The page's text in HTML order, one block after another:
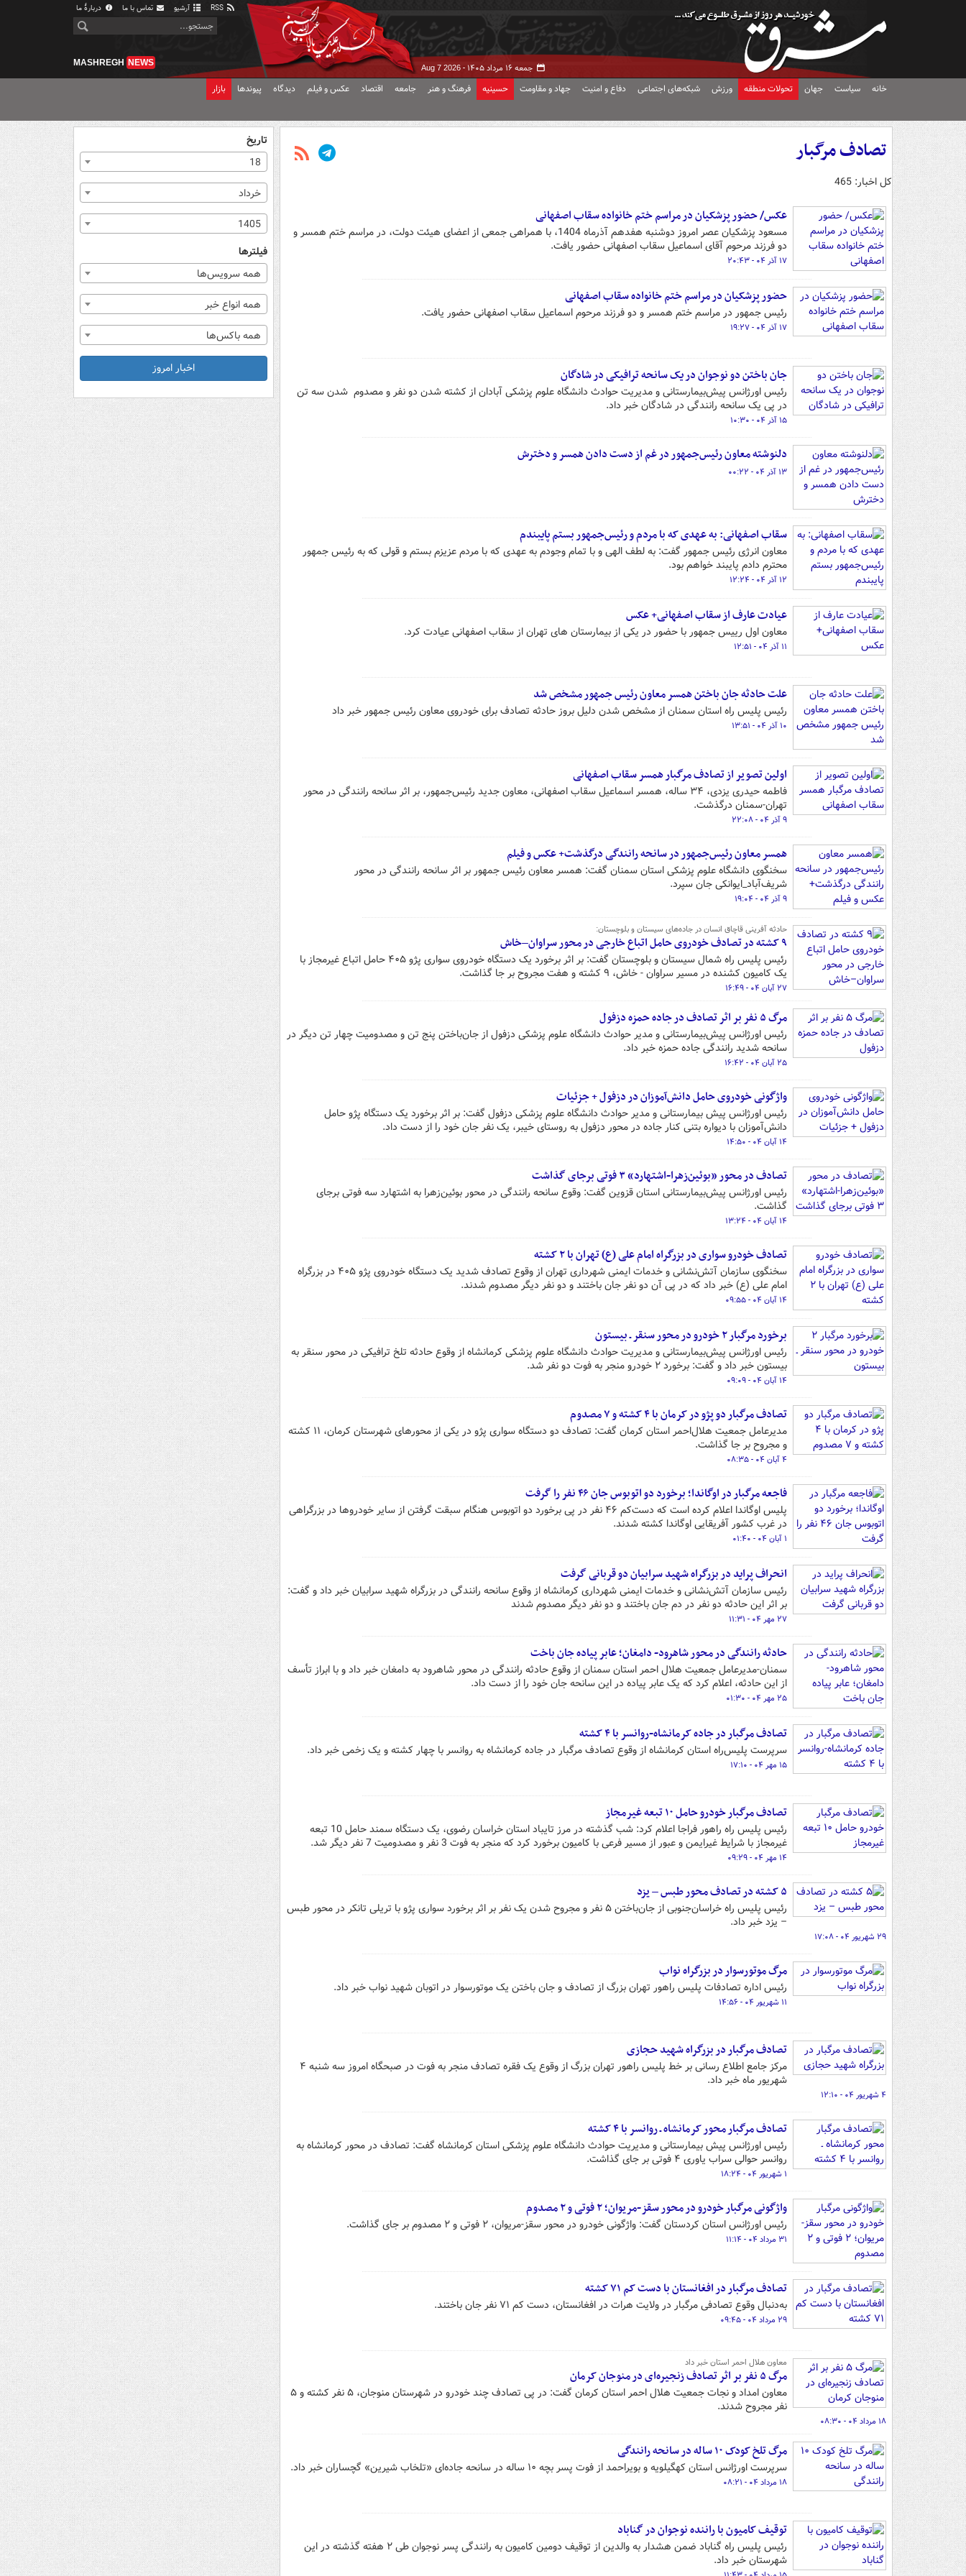
آرشیو تماس با ما دربارهٔ ما
جمعه ۱۶ مرداد ۱۴۰۵ - Aug 7 2026
MASHREGH NEWS
خانه سیاست جهان تحولات منطقه ورزش شبکه‌های اجتماعی دفاع و امنیت جهاد و مقاومت حسینیه فرهنگ و هنر جامعه اقتصاد عکس و فیلم دیدگاه پیوندها بازار
تصادف مرگبار
کل اخبار: 465
عکس/ حضور پزشکیان در مراسم ختم خانواده سقاب اصفهانی
مسعود پزشکیان عصر امروز دوشنبه هفدهم آذرماه 1404، با همراهی جمعی از اعضای هیئت دولت، در مراسم ختم همسر و
دو فرزند مرحوم آقای اسماعیل سقاب اصفهانی حضور یافت.
۱۷ آذر ۰۴ - ۲۰:۴۳
حضور پزشکیان در مراسم ختم خانواده سقاب اصفهانی
رئیس جمهور در مراسم ختم همسر و دو فرزند مرحوم اسماعیل سقاب اصفهانی حضور یافت.
۱۷ آذر ۰۴ - ۱۹:۲۷
جان باختن دو نوجوان در یک سانحه ترافیکی در شادگان
رئیس اورژانس پیش‌بیمارستانی و مدیریت حوادث دانشگاه علوم پزشکی آبادان از کشته شدن دو نفر و مصدوم شدن سه تن
در پی یک سانحه رانندگی در شادگان خبر داد.
۱۵ آذر ۰۴ - ۱۰:۳۰
دلنوشته معاون رئیس‌جمهور در غم از دست دادن همسر و دخترش
۱۳ آذر ۰۴ - ۰۰:۲۲
سقاب اصفهانی: به عهدی که با مردم و رئیس‌جمهور بستم پایبندم
معاون انرژی رئیس جمهور گفت: به لطف الهی و با تمام وجودم به عهدی که با مردم عزیزم بستم و قولی که به رئیس جمهور
محترم دادم پایبند خواهم بود.
۱۲ آذر ۰۴ - ۱۲:۲۴
عیادت عارف از سقاب اصفهانی+ عکس
معاون اول رییس جمهور با حضور در یکی از بیمارستان های تهران از سقاب اصفهانی عیادت کرد.
۱۱ آذر ۰۴ - ۱۲:۵۱
علت حادثه جان باختن همسر معاون رئیس جمهور مشخص شد
رئیس پلیس راه استان سمنان از مشخص شدن دلیل بروز حادثه تصادف برای خودروی معاون رئیس جمهور خبر داد
۱۰ آذر ۰۴ - ۱۳:۵۱
اولین تصویر از تصادف مرگبار همسر سقاب اصفهانی
فاطمه حیدری یزدی، ۳۴ ساله، همسر اسماعیل سقاب اصفهانی، معاون جدید رئیس‌جمهور، بر اثر سانحه رانندگی در محور
تهران-سمنان درگذشت.
۹ آذر ۰۴ - ۲۲:۰۸
همسر معاون رئیس‌جمهور در سانحه رانندگی درگذشت+ عکس و فیلم
سخنگوی دانشگاه علوم پزشکی استان سمنان گفت: همسر معاون رئیس جمهور بر اثر سانحه رانندگی در محور
شریف‌آباد_ایوانکی جان سپرد.
۹ آذر ۰۴ - ۱۹:۰۴
حادثه آفرینی قاچاق انسان در جاده‌های سیستان و بلوچستان:
۹ کشته در تصادف خودروی حامل اتباع خارجی در محور سراوان–خاش
رئیس پلیس راه شمال سیستان و بلوچستان گفت: بر اثر برخورد یک دستگاه خودروی سواری پژو ۴۰۵ حامل اتباع غیرمجاز با
یک کامیون کشنده در مسیر سراوان - خاش، ۹ کشته و هفت مجروح بر جا گذاشت.
۲۷ آبان ۰۴ - ۱۶:۴۹
مرگ ۵ نفر بر اثر تصادف در جاده حمزه دزفول
رئیس اورژانس پیش‌بیمارستانی و مدیر حوادث دانشگاه علوم پزشکی دزفول از جان‌باختن پنج تن و مصدومیت چهار تن دیگر در
سانحه شدید رانندگی جاده حمزه خبر داد.
۲۵ آبان ۰۴ - ۱۶:۴۲
واژگونی خودروی حامل دانش‌آموزان در دزفول + جزئیات
رئیس اورژانس پیش بیمارستانی و مدیر حوادث دانشگاه علوم پزشکی دزفول گفت: بر اثر برخورد یک دستگاه پژو حامل
دانش‌آموزان با دیواره بتنی کنار جاده در محور دزفول به روستای خیبر، یک نفر جان خود را از دست داد.
۱۴ آبان ۰۴ - ۱۴:۵۰
تصادف در محور «بوئین‌زهرا-اشتهارد» ۳ فوتی برجای گذاشت
رئیس اورژانس پیش‌بیمارستانی استان قزوین گفت: وقوع سانحه رانندگی در محور بوئین‌زهرا به اشتهارد سه فوتی برجای
گذاشت.
۱۴ آبان ۰۴ - ۱۳:۲۴
تصادف خودرو سواری در بزرگراه امام علی (ع) تهران با ۲ کشته
سخنگوی سازمان آتش‌نشانی و خدمات ایمنی شهرداری تهران از وقوع تصادف شدید یک دستگاه خودروی پژو ۴۰۵ در بزرگراه
امام علی (ع) خبر داد که در پی آن دو نفر جان باختند و دو نفر دیگر مصدوم شدند.
۱۴ آبان ۰۴ - ۰۹:۵۵
برخورد مرگبار ۲ خودرو در محور سنقر ـ بیستون
رئیس اورژانس پیش‌بیمارستانی و مدیریت حوادث دانشگاه علوم پزشکی کرمانشاه از وقوع حادثه تلخ ترافیکی در محور سنقر به
بیستون خبر داد و گفت: برخورد ۲ خودرو منجر به فوت دو نفر شد.
۱۴ آبان ۰۴ - ۰۹:۰۹
تصادف مرگبار دو پژو در کرمان با ۴ کشته و ۷ مصدوم
مدیرعامل جمعیت هلال‌احمر استان کرمان‌ گفت: تصادف دو دستگاه سواری پژو در یکی از محورهای شهرستان کرمان، ۱۱ کشته
و مجروح بر جا گذاشت.
۴ آبان ۰۴ - ۰۸:۳۵
فاجعه مرگبار در اوگاندا؛ برخورد دو اتوبوس جان ۴۶ نفر را گرفت
پلیس اوگاندا اعلام کرده است که دست‌کم ۴۶ نفر در پی برخورد دو اتوبوس هنگام سبقت گرفتن از سایر خودروها در بزرگراهی
در غرب کشور آفریقایی اوگاندا کشته شدند.
۱ آبان ۰۴ - ۰۱:۴۰
انحراف پراید در بزرگراه شهید سرابیان دو قربانی گرفت
رئیس سازمان آتش‌نشانی و خدمات ایمنی شهرداری کرمانشاه از وقوع سانحه رانندگی در بزرگراه شهید سرابیان خبر داد و گفت:
بر اثر این حادثه دو نفر در دم جان باختند و دو نفر دیگر مصدوم شدند
۲۷ مهر ۰۴ - ۱۱:۳۱
حادثه رانندگی در محور شاهرود- دامغان؛ عابر پیاده جان باخت
سمنان-مدیرعامل جمعیت هلال احمر استان سمنان از وقوع حادثه رانندگی در محور شاهرود به دامغان خبر داد و با ابراز تأسف
از این حادثه، اعلام کرد که یک عابر پیاده در این سانحه جان خود را از دست داد.
۲۵ مهر ۰۴ - ۰۱:۳۰
تصادف مرگبار در جاده کرمانشاه-روانسر با ۴ کشته
سرپرست پلیس‌راه استان کرمانشاه از وقوع تصادف مرگبار در جاده کرمانشاه به روانسر با چهار کشته و یک زخمی خبر داد.
۱۵ مهر ۰۴ - ۱۷:۱۰
تصادف مرگبار خودرو حامل ۱۰ تبعه غیرمجاز
رئیس پلیس راه راهور فراجا اعلام کرد: شب گذشته در مرز تایباد استان خراسان رضوی، یک دستگاه سمند حامل 10 تبعه
غیرمجاز با شرایط غیرایمن و عبور از مسیر فرعی با کامیون برخورد کرد که منجر به فوت 3 نفر و مصدومیت 7 نفر دیگر شد.
۱۴ مهر ۰۴ - ۰۹:۲۹
۵ کشته در تصادف محور طبس – یزد
رئیس پلیس راه خراسان‌جنوبی از جان‌باختن ۵ نفر و مجروح شدن یک نفر بر اثر برخورد سواری پژو با تریلی تانکر در محور طبس
– یزد خبر داد.
۲۹ شهریور ۰۴ - ۱۷:۰۸
مرگ موتورسوار در بزرگراه نواب
رئیس اداره تصادفات پلیس راهور تهران بزرگ از تصادف و جان باختن یک موتورسوار در اتوبان شهید نواب خبر داد.
۱۱ شهریور ۰۴ - ۱۴:۵۶
تصادف مرگبار در بزرگراه شهید حجازی
مرکز جامع اطلاع رسانی بر خط پلیس راهور تهران بزرگ از وقوع یک فقره تصادف منجر به فوت در صبحگاه امروز سه شنبه ۴
شهریور ماه خبر داد.
۴ شهریور ۰۴ - ۱۲:۱۰
تصادف مرگبار محور کرمانشاه ـ روانسر با ۴ کشته
رئیس اورژانس پیش بیمارستانی و مدیریت حوادث دانشگاه علوم پزشکی استان کرمانشاه گفت: تصادف در محور کرمانشاه به
روانسر حوالی سراب یاوری ۴ فوتی بر جای گذاشت.
۱ شهریور ۰۴ - ۱۸:۲۴
واژگونی مرگبار خودرو در محور سقز-مریوان؛ ۲ فوتی و ۲ مصدوم
رئیس اورژانس استان کردستان گفت: واژگونی خودرو در محور سقز-مریوان، ۲ فوتی و ۲ مصدوم بر جای گذاشت.
۳۱ مرداد ۰۴ - ۱۱:۱۴
تصادف مرگبار در افغانستان با دست کم ۷۱ کشته
به‌دنبال وقوع تصادفی مرگبار در ولایت هرات در افغانستان، دست کم ۷۱ نفر جان باختند.
۲۹ مرداد ۰۴ - ۰۹:۴۵
معاون هلال احمر استان خبر داد
مرگ ۵ نفر بر اثر تصادف زنجیره‌ای در منوجان کرمان
معاون امداد و نجات جمعیت هلال احمر استان کرمان گفت: در پی تصادف چند خودرو در شهرستان منوجان، ۵ نفر کشته و ۵
نفر مجروح شدند.
۱۸ مرداد ۰۴ - ۰۸:۳۰
مرگ تلخ کودک ۱۰ ساله در سانحه رانندگی
سرپرست اورژانس استان کهگیلویه و بویراحمد از فوت پسر بچه ۱۰ ساله در سانحه جاده‌ای «تلخاب شیرین» گچساران خبر داد.
۱۸ مرداد ۰۴ - ۰۸:۲۱
توقیف کامیون با راننده نوجوان در گناباد
رئیس پلیس راه گناباد ضمن هشدار به والدین از توقیف دومین کامیون به رانندگی پسر نوجوان طی ۲ هفته گذشته در این
شهرستان خبر داد.
تاریخ
18
خرداد
1405
فیلترها
همه سرویس‌ها
همه انواع خبر
همه باکس‌ها
اخبار امروز